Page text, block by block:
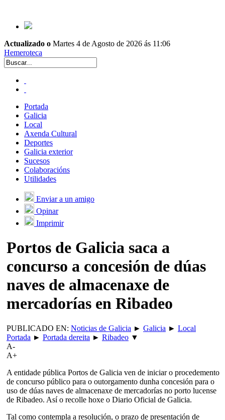
Actualizado o Martes 4 de Agosto de 2026 ás 11:06
Hemeroteca
Portada
Galicia
Local
Axenda Cultural
Deportes
Galicia exterior
Sucesos
Colaboracións
Utilidades
Enviar a un amigo
Opinar
Imprimir
Portos de Galicia saca a
concurso a concesión de dúas
naves de almacenaxe de
mercadorías en Ribadeo
PUBLICADO EN: Noticias de Galicia ► Galicia ► Local
Portada ► Portada dereita ► Ribadeo ▼
A-
A+
A entidade pública Portos de Galicia ven de iniciar o procedemento
de concurso público para o outorgamento dunha concesión para o
uso de dúas naves de almacenaxe de mercadorías no porto lucense
de Ribadeo. Así o recolle hoxe o Diario Oficial de Galicia.
Tal como contempla a resolución, o prazo de presentación de